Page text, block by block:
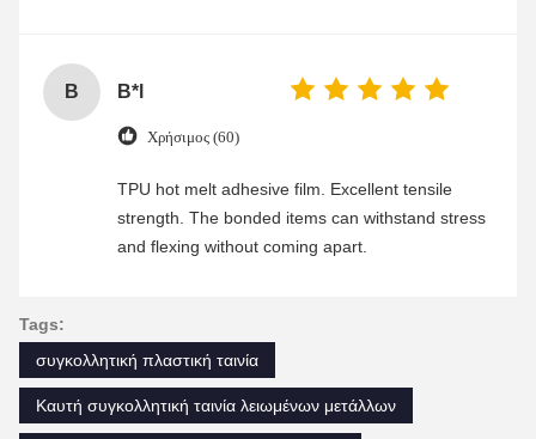
B B*l
Χρήσιμος (60)
TPU hot melt adhesive film. Excellent tensile
strength. The bonded items can withstand stress
and flexing without coming apart.
Tags:
συγκολλητική πλαστική ταινία
Καυτή συγκολλητική ταινία λειωμένων μετάλλων